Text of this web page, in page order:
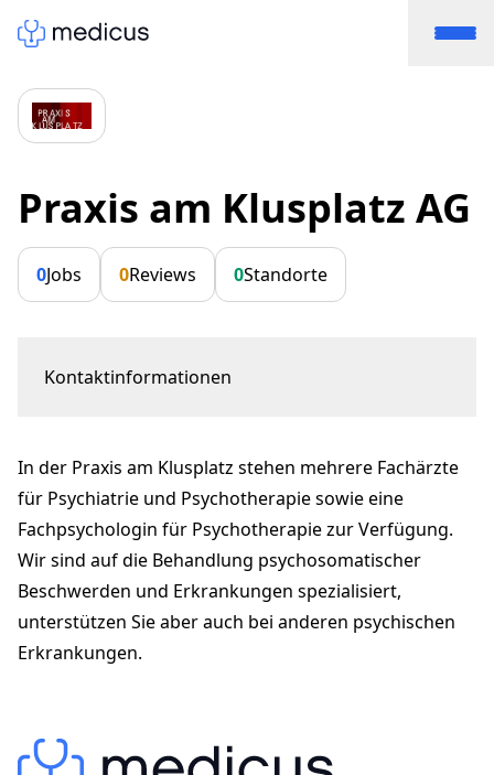
Praxis am Klusplatz AG
0Jobs 0Reviews 0Standorte
Kontaktinformationen
tcotar@hin.ch
+41 44 380 31 80
psychosomatik-zuerich.ch
In der Praxis am Klusplatz stehen mehrere Fachärzte
für Psychiatrie und Psychotherapiesowie eine
Fachpsychologin für Psychotherapiezur Verfügung.
Wir sind auf die Behandlung psychosomatischer
Beschwerden und Erkrankungen spezialisiert,
unterstützen Sie aber auch bei anderen psychischen
Erkrankungen.